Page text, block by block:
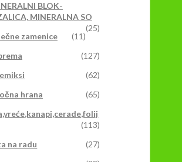
BLOK-
MINERALNA SO
(25)
zamenice
(11)
(127)
(62)
hrana
(65)
(113)
na radu
(27)